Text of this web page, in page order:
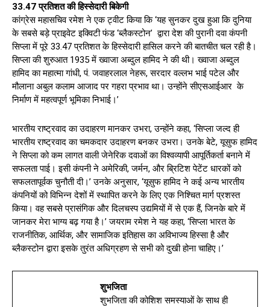
33.47 प्रतिशत की ह‍िस्‍सेदारी ब‍िकेगी
कांग्रेस महासचिव रमेश ने एक ट्वीट किया कि ‘यह सुनकर दुख हुआ कि दुनिया
के सबसे बड़े प्राइवेट इक्विटी फंड ‘ब्लैकस्टोन’ द्वारा देश की पुरानी दवा कंपनी
सिप्ला में पूरे 33.47 प्रतिशत के हिस्सेदारी हासिल करने की बातचीत चल रही है।
सिप्ला की शुरुआत 1935 में ख्वाजा अब्दुल हामिद ने की थी। ख्वाजा अब्दुल
हामिद का महात्मा गांधी, पं. जवाहरलाल नेहरू, सरदार वल्लभ भाई पटेल और
मौलाना अबुल कलाम आजाद पर गहरा प्रभाव था। उन्होंने सीएसआईआर के
निर्माण में महत्वपूर्ण भूमिका निभाई।’
भारतीय राष्ट्रवाद का उदाहरण मानकर उभरा, उन्होंने कहा, ‘सिप्ला जल्द ही
भारतीय राष्ट्रवाद का चमकदार उदाहरण बनकर उभरा। उनके बेटे, यूसुफ हामिद
ने सिप्ला को कम लागत वाली जेनेरिक दवाओं का विश्‍वव्यापी आपूर्तिकर्ता बनाने में
सफलता पाई। इसी कंपनी ने अमेरिकी, जर्मन, और ब्रिटिश पेटेंट धारकों को
सफलतापूर्वक चुनौती दी।’ उनके अनुसार, ‘यूसुफ हामिद ने कई अन्य भारतीय
कंपनियों को विभिन्न देशों में स्थापित करने के लिए एक निश्चित मार्ग प्रशस्त
किया। वह सबसे प्रासंगिक और दिलचस्प उद्यमियों में से एक हैं, जिनके बारे में
जानकर मेरा भाग्य बढ़ गया है।’ जयराम रमेश ने यह कहा, ‘सिप्ला भारत के
राजनीतिक, आर्थिक, और सामाजिक इतिहास का अविभाज्य हिस्सा है और
ब्लैकस्टोन द्वारा इसके तुरंत अधिग्रहण से सभी को दुखी होना चाहिए।’
शुभजिता
शुभजिता की कोशिश समस्याओं के साथ ही